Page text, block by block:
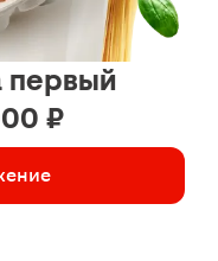
первый
₽